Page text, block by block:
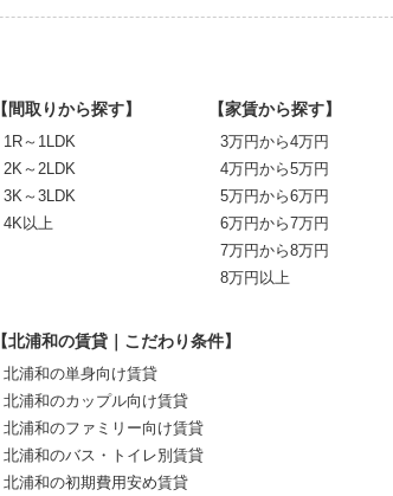
【間取りから探す】
1R～1LDK
2K～2LDK
3K～3LDK
4K以上
【家賃から探す】
3万円から4万円
4万円から5万円
5万円から6万円
6万円から7万円
7万円から8万円
8万円以上
【北浦和の賃貸｜こだわり条件】
北浦和の単身向け賃貸
北浦和のカップル向け賃貸
北浦和のファミリー向け賃貸
北浦和のバス・トイレ別賃貸
北浦和の初期費用安め賃貸